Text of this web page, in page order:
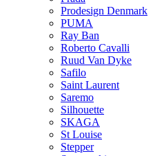
Prodesign Denmark
PUMA
Ray Ban
Roberto Cavalli
Ruud Van Dyke
Safilo
Saint Laurent
Saremo
Silhouette
SKAGA
St Louise
Stepper